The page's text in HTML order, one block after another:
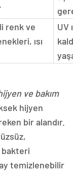
renk ve
ısı
UV
ve bakım
hijyen
bir alandır.
bakteri
temizlenebilir